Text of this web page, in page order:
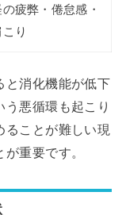
疲弊・倦怠感・
り
と消化機能が低下
う悪循環も起こり
ることが難しい現
重要です。